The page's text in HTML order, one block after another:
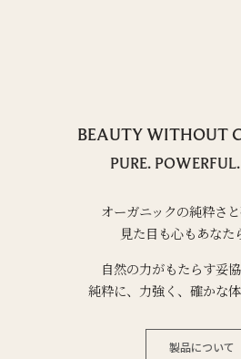
BEAUTY WITHOUT
PURE.
オーガニックの純粋さと
見た目も心もあなた
自然の力がもたらす妥
純粋に、力強く、確かな体
製品について